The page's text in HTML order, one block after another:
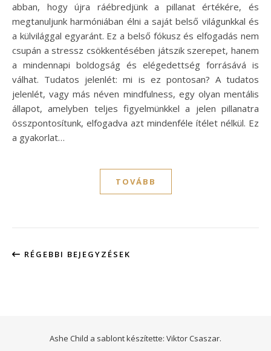
abban, hogy újra ráébredjünk a pillanat értékére, és
megtanuljunk harmóniában élni a saját belső világunkkal és
a külvilággal egyaránt. Ez a belső fókusz és elfogadás nem
csupán a stressz csökkentésében játszik szerepet, hanem
a mindennapi boldogság és elégedettség forrásává is
válhat. Tudatos jelenlét: mi is ez pontosan? A tudatos
jelenlét, vagy más néven mindfulness, egy olyan mentális
állapot, amelyben teljes figyelmünkkel a jelen pillanatra
összpontosítunk, elfogadva azt mindenféle ítélet nélkül. Ez
a gyakorlat…
TOVÁBB
RÉGEBBI BEJEGYZÉSEK
Ashe Child a sablont készítette: Viktor Csaszar.